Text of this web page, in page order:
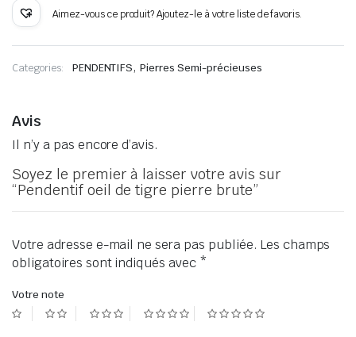
de
tigre
brute
Aimez-vous ce produit? Ajoutez-le à votre liste de favoris.
Categories: PENDENTIFS,Pierres Semi-précieuses
Avis
Il n’y a pas encore d’avis.
Soyez le premier à laisser votre avis sur
“Pendentif oeil de tigre pierre brute”
Votre adresse e-mail ne sera pas publiée. Les champs
obligatoires sont indiqués avec *
Votre note